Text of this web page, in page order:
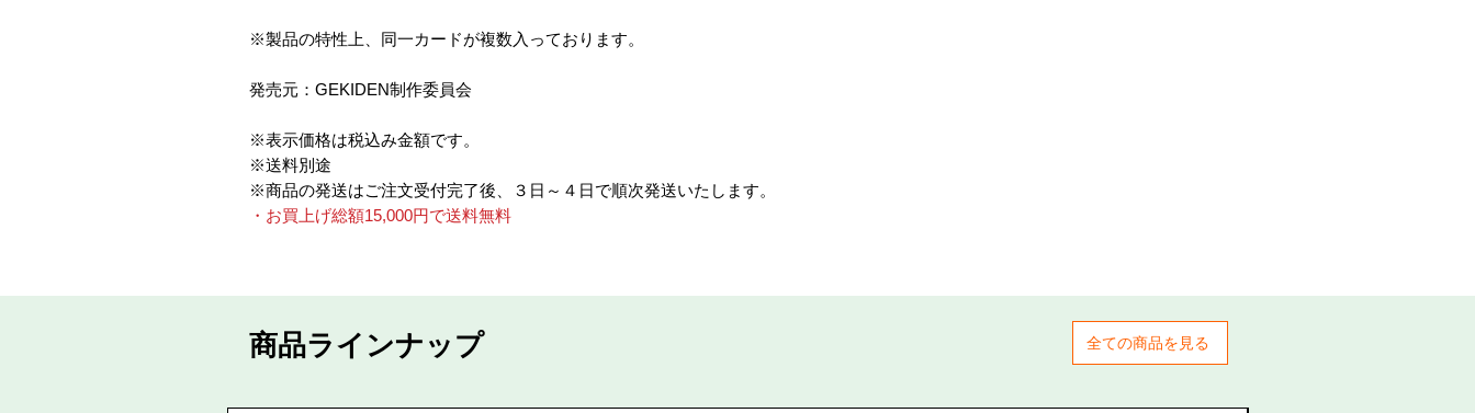
※製品の特性上、同一カードが複数入っております。
発売元：GEKIDEN制作委員会
※表示価格は税込み金額です。
※送料別途
※商品の発送はご注文受付完了後、３日～４日で順次発送いたします。
・お買上げ総額15,000円で送料無料
商品ラインナップ 全ての商品を見る